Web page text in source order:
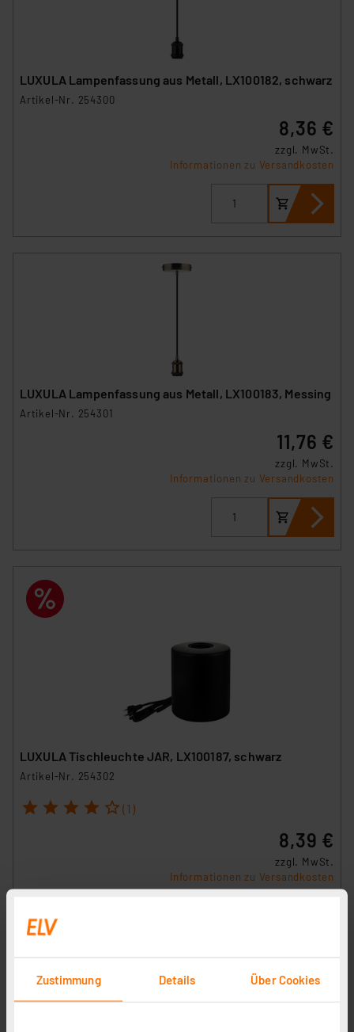
Zustimmung Details Über Cookies
LUXULA Lampenfassung aus Metall, LX100182, schwarz
Artikel-Nr. 254300
8,36 €
zzgl. MwSt.
Informationen zu Versandkosten
LUXULA Lampenfassung aus Metall, LX100183, Messing
Artikel-Nr. 254301
11,76 €
zzgl. MwSt.
Informationen zu Versandkosten
LUXULA Tischleuchte JAR, LX100187, schwarz
Artikel-Nr. 254302
1 2 3 4 5 (1)
8,39 €
zzgl. MwSt.
Informationen zu Versandkosten